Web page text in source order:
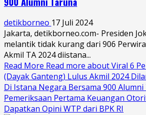
detikborneo 17 Juli 2024
Jakarta, detikborneo.com- Presiden
melantik tidak kurang dari 906
Akmil TA 2024 diistana...
Read More Read more about Viral 6
(Dayak Ganteng) Lulus Akmil 2024
Di Istana Negara Bersama 900
Pemeriksaan Pertama Keuangan
Dapatkan Opini WTP dari BPK RI